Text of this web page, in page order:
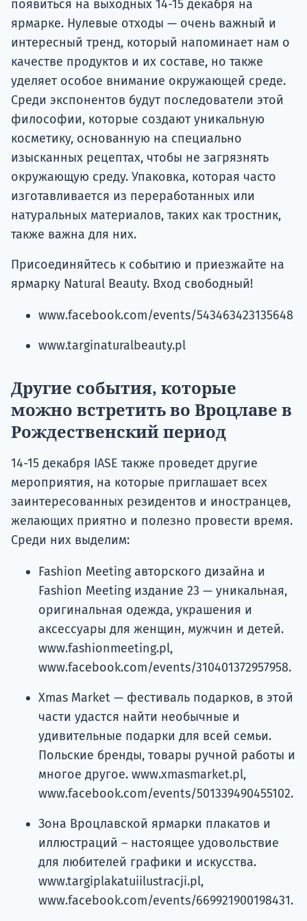
появиться на выходных 14-15 декабря на
ярмарке. Нулевые отходы — очень важный и
интересный тренд, который напоминает нам о
качестве продуктов и их составе, но также
уделяет особое внимание окружающей среде.
Среди экспонентов будут последователи этой
философии, которые создают уникальную
косметику, основанную на специально
изысканных рецептах, чтобы не загрязнять
окружающую среду. Упаковка, которая часто
изготавливается из переработанных или
натуральных материалов, таких как тростник,
также важна для них.
Присоединяйтесь к событию и приезжайте на
ярмарку Natural Beauty. Вход свободный!
www.facebook.com/events/543463423135648
www.targinaturalbeauty.pl
Другие события, которые
можно встретить во Вроцлаве в
Рождественский период
14-15 декабря IASE также проведет другие
мероприятия, на которые приглашает всех
заинтересованных резидентов и иностранцев,
желающих приятно и полезно провести время.
Среди них выделим:
Fashion Meeting авторского дизайна и
Fashion Meeting издание 23 — уникальная,
оригинальная одежда, украшения и
аксессуары для женщин, мужчин и детей.
www.fashionmeeting.pl,
www.facebook.com/events/310401372957958.
Xmas Market — фестиваль подарков, в этой
части удастся найти необычные и
удивительные подарки для всей семьи.
Польские бренды, товары ручной работы и
многое другое. www.xmasmarket.pl,
www.facebook.com/events/501339490455102.
Зона Вроцлавской ярмарки плакатов и
иллюстраций – настоящее удовольствие
для любителей графики и искусства.
www.targiplakatuiilustracji.pl,
www.facebook.com/events/669921900198431.